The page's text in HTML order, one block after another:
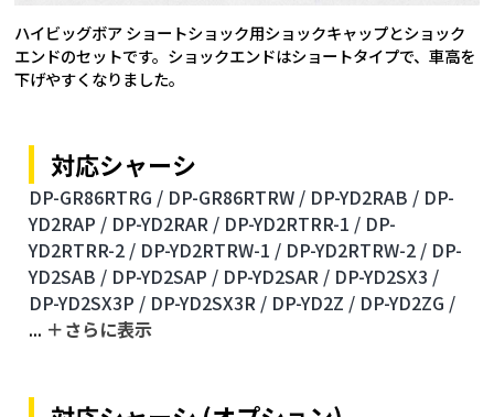
ハイビッグボア ショートショック用ショックキャップとショック
エンドのセットです。ショックエンドはショートタイプで、車高を
下げやすくなりました。
対応シャーシ
DP-GR86RTRG / DP-GR86RTRW / DP-YD2RAB / DP-
YD2RAP / DP-YD2RAR / DP-YD2RTRR-1 / DP-
YD2RTRR-2 / DP-YD2RTRW-1 / DP-YD2RTRW-2 / DP-
YD2SAB / DP-YD2SAP / DP-YD2SAR / DP-YD2SX3 /
DP-YD2SX3P / DP-YD2SX3R / DP-YD2Z / DP-YD2ZG /
... ＋さらに表⽰